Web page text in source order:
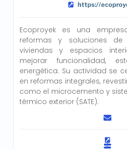
https://
Ecoproyek es una
reformas y soluciones de
viviendas y espacios
mejorar funcionalidad,
energética. Su actividad se
en reformas integrales,
como el microcemento y
térmico exterior (SATE).